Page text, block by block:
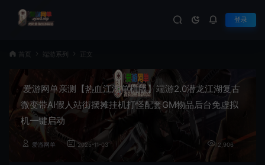
登录
首页 端游系列 正文
爱游网单亲测【热血江湖单机版】端游2.0潜龙江湖复古
微变带AI假人站街摆摊挂机打怪配套GM物品后台免虚拟
机一键启动
爱游网单 2025-11-03 2,906